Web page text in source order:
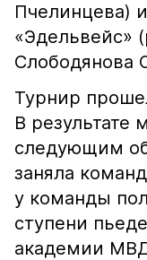
Пчелинцева)
«Эдельвейс»
Слободянова
Турнир
В результате
следующим
заняла
у команды
ступени
академии МВД